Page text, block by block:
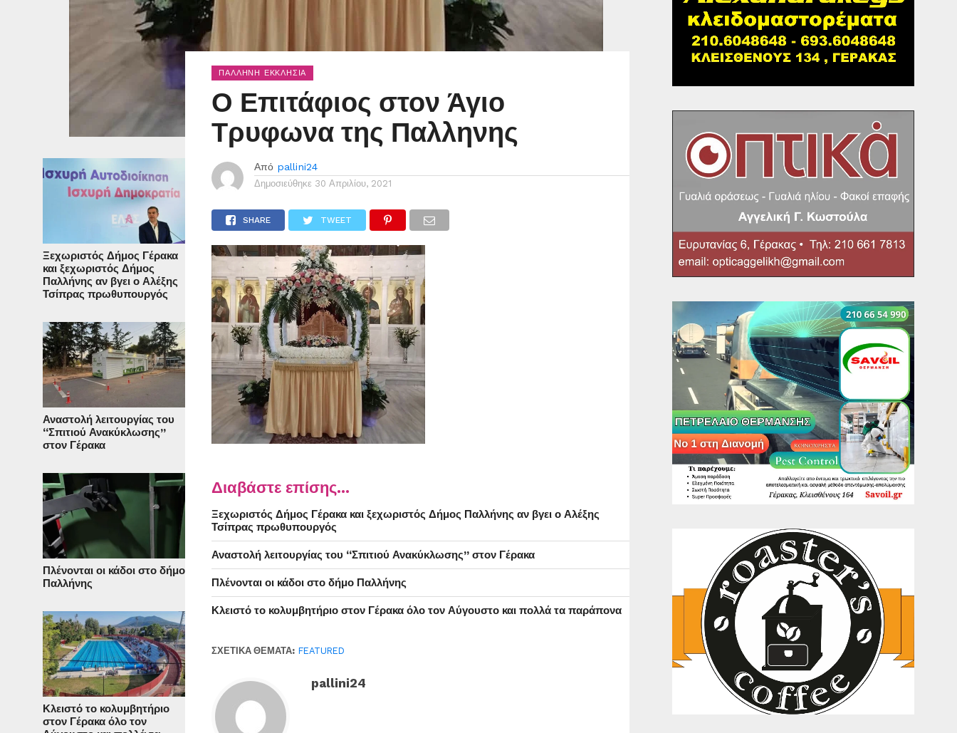
Ξεχωριστός Δήμος Γέρακα
και ξεχωριστός Δήμος
Παλλήνης αν βγει ο Αλέξης
Τσίπρας πρωθυπουργός
Αναστολή λειτουργίας του
“Σπιτιού Ανακύκλωσης”
στον Γέρακα
Πλένονται οι κάδοι στο δήμο
Παλλήνης
Κλειστό το κολυμβητήριο
στον Γέρακα όλο τον
ΠΑΛΛΉΝΗ ΕΚΚΛΗΣΊΑ
Ο Επιτάφιος στον Άγιο
Τρυφωνα της Παλληνης
Από pallini24
Δημοσιεύθηκε 30 Απριλίου, 2021
SHARE TWEET
Διαβάστε επίσης...
Ξεχωριστός Δήμος Γέρακα και ξεχωριστός Δήμος Παλλήνης αν βγει ο Αλέξης
Τσίπρας πρωθυπουργός
Αναστολή λειτουργίας του “Σπιτιού Ανακύκλωσης” στον Γέρακα
Πλένονται οι κάδοι στο δήμο Παλλήνης
Κλειστό το κολυμβητήριο στον Γέρακα όλο τον Αύγουστο και πολλά τα παράπονα
ΣΧΕΤΙΚΆ ΘΈΜΑΤΑ: FEATURED
pallini24